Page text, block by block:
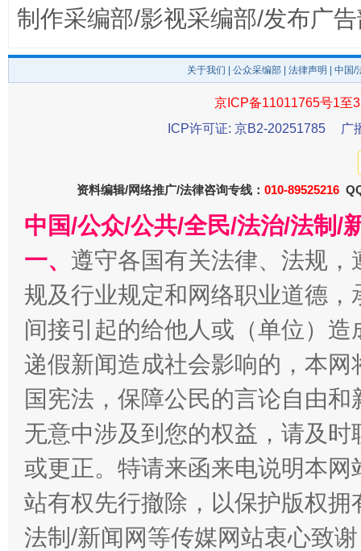
法徽映军营 权益有保障
一批国家标准开始实施
制作采编部/影视采编部/发布广
关于我们 公众采编部 法律声明 | 中国
京ICP备11011765号1至
ICP许可证: 京B2-20251785
广
资料编辑/网络推广/法律咨询专线： 010-89525216
中国/公众/公共/全民/法治/法制/
一、 遵守各国有关法律、法规
规及行业规定和网络职业道德
间接引起的给他人或（单位）
递假新闻造成社会影响的，本
国宪法，保障公民的言论自由
无意中涉及到您的权益，请及
或更正。特请来函来电说明本
站有权先行撤除，以保护版权
法制/新闻网等传媒网站衷心致